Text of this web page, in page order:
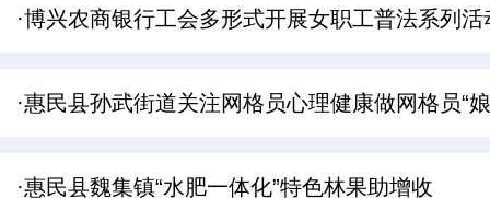
·博兴农商银行工会多形式开展女职工普法系列活
·惠民县孙武街道关注网格员心理健康做网格员“
·惠民县魏集镇“水肥一体化”特色林果助增收